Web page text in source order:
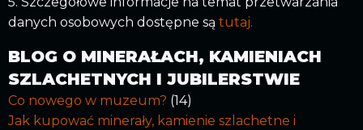
danych osobowych dostępne są tutaj.
BLOG O MINERAŁACH, KAMIENIACH
SZLACHETNYCH I JUBILERSTWIE
Co nowego w muzeum? (14)
Jak kupować minerały, kamienie szlachetne i